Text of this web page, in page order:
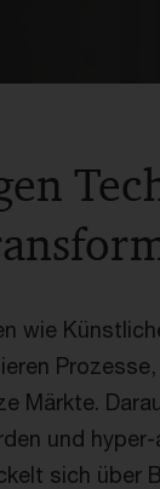
wie
Märkte.
und
sich über